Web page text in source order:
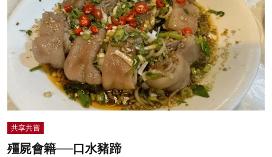
共享共嘗
殭屍會籍──口水豬蹄